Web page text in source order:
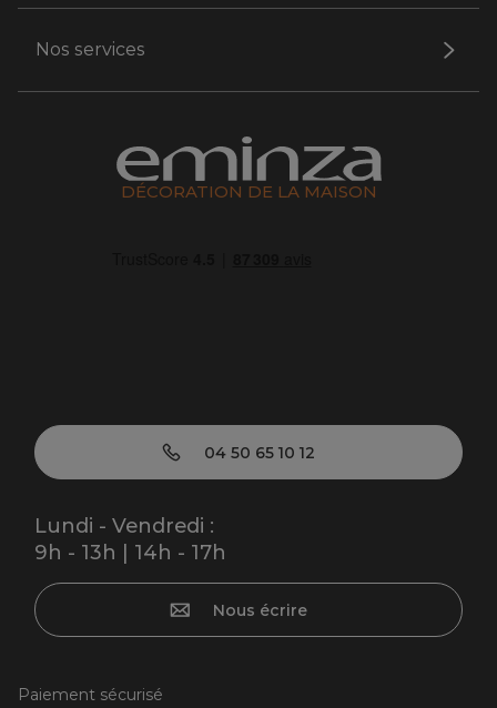
Nos services
DÉCORATION DE LA MAISON
04 50 65 10 12
Lundi - Vendredi :
9h - 13h | 14h - 17h
Nous écrire
Paiement sécurisé